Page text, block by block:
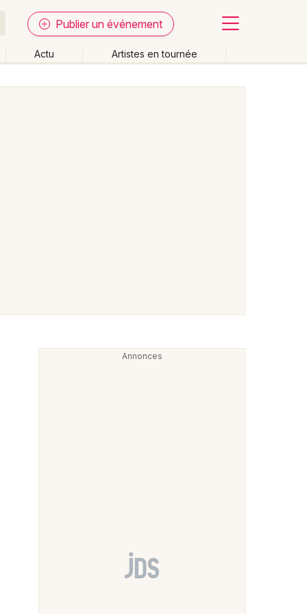
Publier un événement
Actu Artistes en tournée